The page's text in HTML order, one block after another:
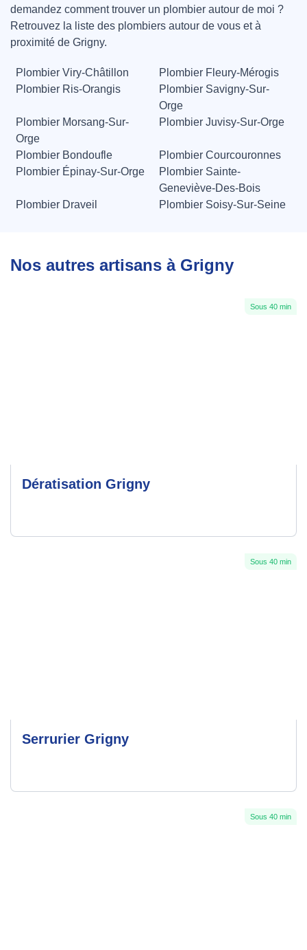
demandez comment trouver un plombier autour de moi ?
Retrouvez la liste des plombiers autour de vous et à
proximité de Grigny.
Plombier Viry-Châtillon
Plombier Fleury-Mérogis
Plombier Ris-Orangis
Plombier Savigny-Sur-
Orge
Plombier Morsang-Sur-
Orge
Plombier Juvisy-Sur-Orge
Plombier Bondoufle
Plombier Courcouronnes
Plombier Épinay-Sur-Orge
Plombier Sainte-
Geneviève-Des-Bois
Plombier Draveil
Plombier Soisy-Sur-Seine
Nos autres artisans à Grigny
Sous 40 min
Dératisation Grigny
Sous 40 min
Serrurier Grigny
Sous 40 min